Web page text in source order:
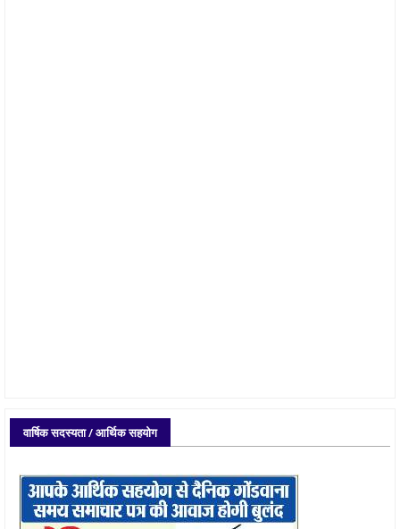
वार्षिक सदस्यता / आर्थिक सहयोग